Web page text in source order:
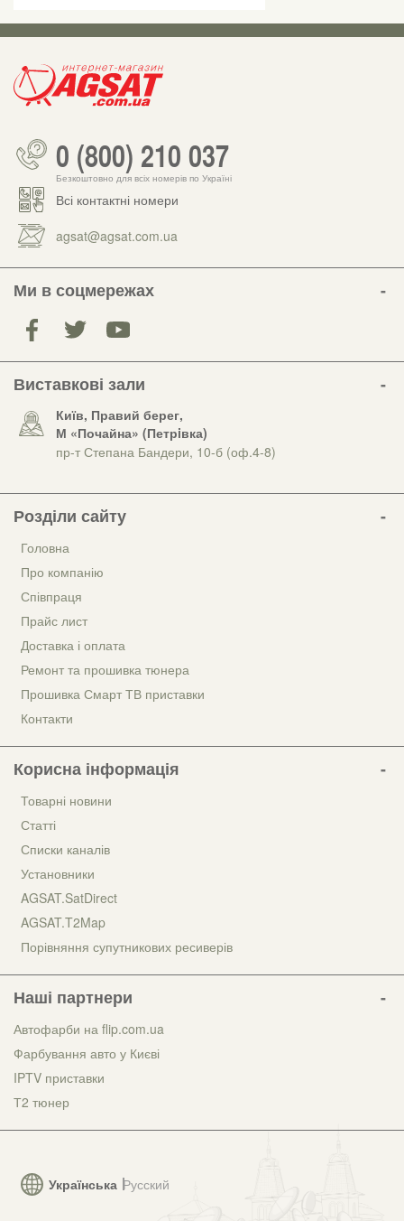
0 (800) 210 037
Безкоштовно для всіх номерів по Україні
Всі контактні номери
agsat@agsat.com.ua
Ми в соцмережах
Виставкові зали
Київ, Правий берег,
М «Почайна» (Петрiвка)
пр-т Степана Бандери, 10-б (оф.4-8)
Українська Русский
Розділи сайту
Головна
Про компанію
Співпраця
Прайс лист
Доставка і оплата
Ремонт та прошивка тюнера
Прошивка Смарт ТВ приставки
Контакти
Корисна інформація
Товарні новини
Статті
Списки каналів
Установники
AGSAT.SatDirect
AGSAT.T2Map
Порівняння супутникових ресиверів
Наші партнери
Автофарби на flip.com.ua
Фарбування авто у Києві
IPTV приставки
Т2 тюнер